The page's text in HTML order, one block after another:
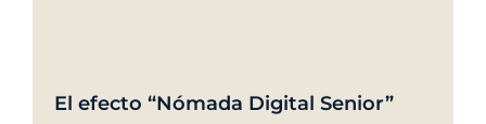
El efecto “Nómada Digital Senior”